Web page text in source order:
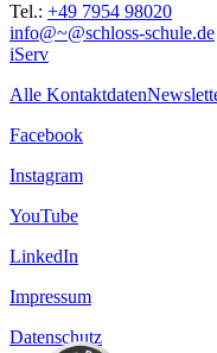
Tel.: +49 7954 98020
info@~@schloss-schule.de
iServ
Alle Kontaktdaten
Facebook
Instagram
YouTube
LinkedIn
Impressum
Datenschutz